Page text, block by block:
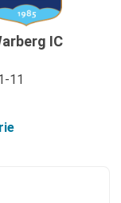
11
IC